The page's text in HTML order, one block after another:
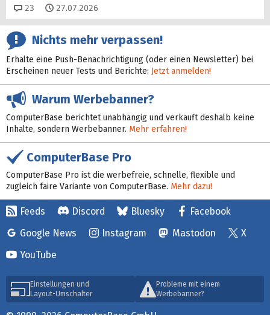
23 Kommentare
27.07.2026
Nichts mehr verpassen!
Erhalte eine Push-Benachrichtigung (oder einen Newsletter) bei
Erscheinen neuer Tests und Berichte: Jetzt anmelden!
Warum Werbebanner?
ComputerBase berichtet unabhängig und verkauft deshalb keine
Inhalte, sondern Werbebanner. Mehr erfahren!
ComputerBase Pro
ComputerBase Pro ist die werbefreie, schnelle, flexible und
zugleich faire Variante von ComputerBase. Mehr dazu!
Feeds Discord Bluesky
Facebook
Google News
Instagram Mastodon
X
YouTube
Einstellungen und
Layout-Umschalter
Probleme mit einem
Werbebanner?